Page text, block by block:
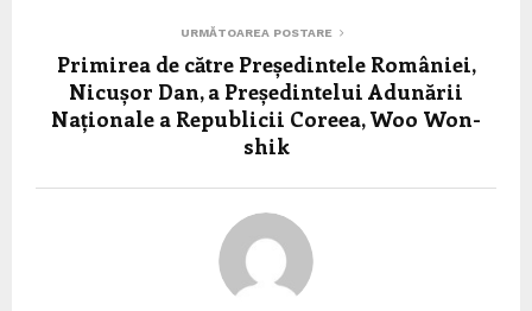
URMĂTOAREA POSTARE
Primirea de către Președintele României,
Nicușor Dan, a Președintelui Adunării
Naționale a Republicii Coreea, Woo Won-
shik